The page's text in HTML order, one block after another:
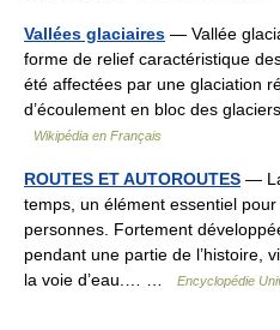
Vallées glaciaires — Vallée
forme de relief caractéristique
été affectées par une glaciation
d’écoulement en bloc des
Wikipédia en Français
ROUTES ET AUTOROUTES —
temps, un élément essentiel
personnes. Fortement
pendant une partie de l’histoire,
la voie d’eau.… …
Encyclopédie